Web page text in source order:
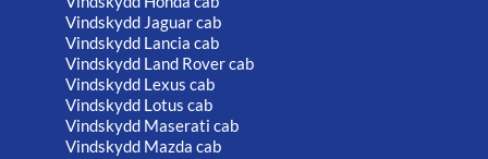
Vindskydd Jaguar cab
Vindskydd Lancia cab
Vindskydd Land Rover cab
Vindskydd Lexus cab
Vindskydd Lotus cab
Vindskydd Maserati cab
Vindskydd Mazda cab